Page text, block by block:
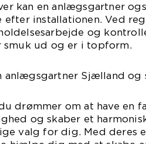
kan en anlægsgartner
efter installationen. Ved
og
smuk ud og er i topform.
anlægsgartner Sjælland og
drømmer om at have en
og skaber et
valg for dig. Med deres